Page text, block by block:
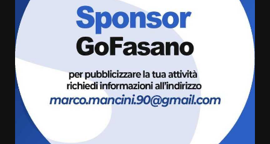
Fasanese ferito a colpi di arma
da fuoco
6 Agosto 2026 18:13
Carta d’identità: continua il piano
di aperture straordinarie del
Comune di Fasano